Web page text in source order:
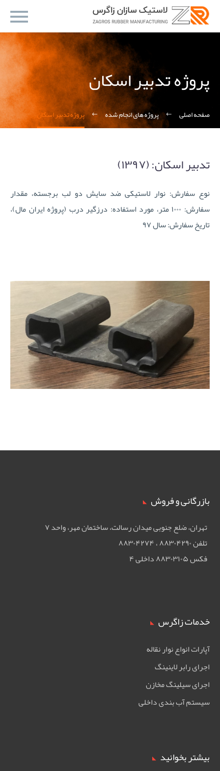
پروژه تدبیر اسکان
صفحه اصلی پروژه های انجام شده پروژه تدبیر اسکان
تدبیر اسکان: (۱۳۹۷)
نوع سفارش: نوار لاستیکی ضد سایش دو لب برجسته، مقدار
سفارش: ۱۰۰۰ متر، مورد استفاده: درزگیر درب (پروژه ایران مال)،
تاریخ سفارش: سال ۹۷
بازرگانی و فروش
تهران، ضلع جنوبی ميدان رسالت، ساختمان مهر، واحد ۷
تلفن ۸۸۳۰۴۲۹۰ ، ۸۸۳۰۴۲۷۴
فکس ۸۸۳۰۳۱۰۵ داخلی ۴
خدمات زاگرس
آپارات انواع نوار نقاله
اجرای رابر لاینینگ
اجرای سیلینگ مخازن
سیستم آب بندی داخلی
بیشتر بخوانید